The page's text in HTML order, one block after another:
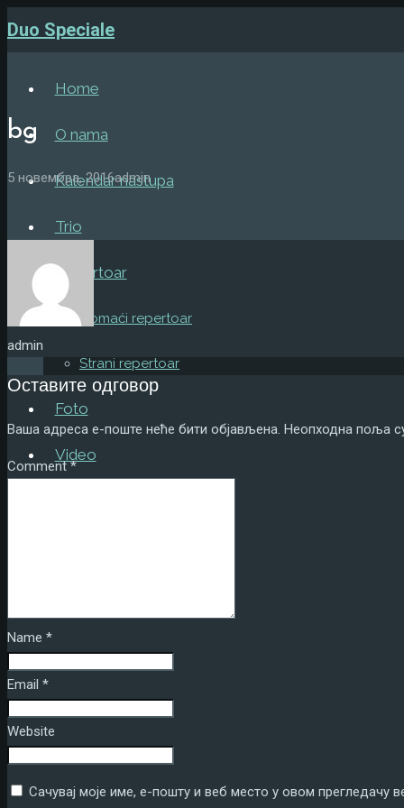
Duo Speciale
Home
O nama
Kalendar nastupa
Trio
Repertoar
Domaći repertoar
Strani repertoar
Foto
Video
bg
5 новембра, 2016admin
admin
Оставите одговор
Ваша адреса е-поште неће бити објављена. Неопходна поља
Comment*
Name *
Email *
Website
Сачувај моје име, е-пошту и веб место у овом прегледачу